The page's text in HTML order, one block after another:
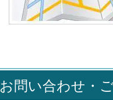
お問い合わせ・